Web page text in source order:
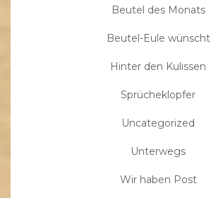
Beutel des Monats
Beutel-Eule wünscht
Hinter den Kulissen
Sprücheklopfer
Uncategorized
Unterwegs
Wir haben Post